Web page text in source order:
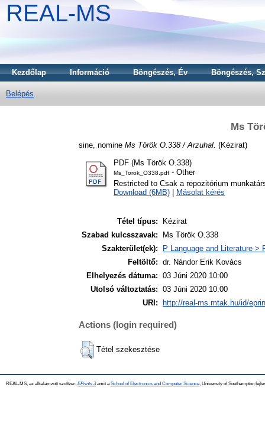
REAL-MS
Kezdőlap Információ Böngészés, Év Böngészés,
Belépés
Ms
sine, nomine Ms Török O.338 / Arzuhal. (Kézirat)
PDF (Ms Török O.338)
Ms_Torok_O338.pdf - Other
Restricted to Csak a repozitórium
Download (6MB)
Másolat kérés
Tétel típus:
Kézirat
Szabad kulcsszavak:
Ms Török O.338
Szakterület(ek):
P Language and Literature >
Feltöltő: dr. Nándor Erik Kovács
Elhelyezés dátuma: 03 Júni 2020 10:00
Utolsó változtatás: 03 Júni 2020 10:00
URI:
http://real-ms.mtak.hu/id/
Actions (login required)
Tétel szekesztése
REAL-MS, az alkalamzott szoftver: EPrints 3amit a School of Electronics and Computer Science , University of Southampton